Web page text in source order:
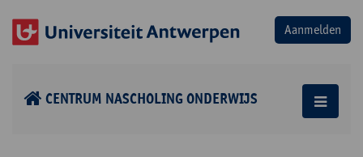
CENTRUM NASCHOLING ONDERWIJS